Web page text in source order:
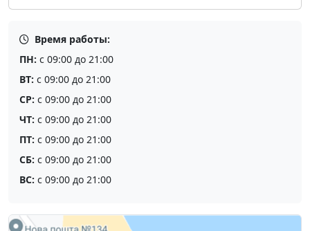
Время работы:
ПН: с 09:00 до 21:00
ВТ: с 09:00 до 21:00
СР: с 09:00 до 21:00
ЧТ: с 09:00 до 21:00
ПТ: с 09:00 до 21:00
СБ: с 09:00 до 21:00
ВС: с 09:00 до 21:00